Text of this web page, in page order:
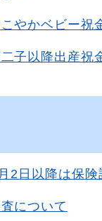
やかベビー祝
子以降出産祝
2日以降は保
について